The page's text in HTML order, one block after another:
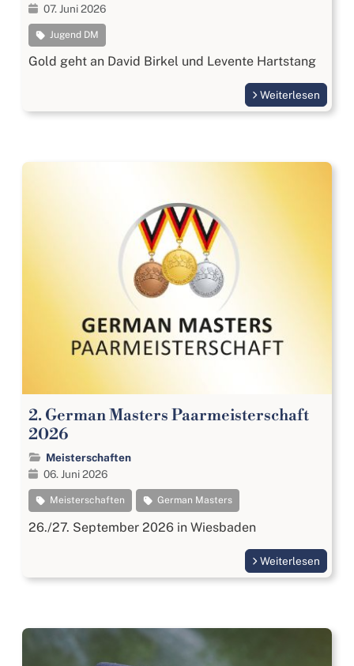
07. Juni 2026
Jugend DM
Gold geht an David Birkel und Levente Hartstang
Weiterlesen
2. German Masters Paarmeisterschaft
2026
Meisterschaften
06. Juni 2026
Meisterschaften German Masters
26./27. September 2026 in Wiesbaden
Weiterlesen